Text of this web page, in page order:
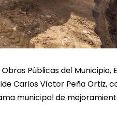
Públicas del Municipio,
Carlos Víctor Peña Ortiz,
municipal de